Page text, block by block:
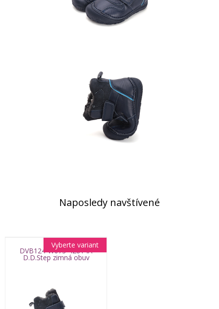
Naposledy navštívené
DVB124-W073-42814A
D.D.Step zimná obuv
Vyberte variant